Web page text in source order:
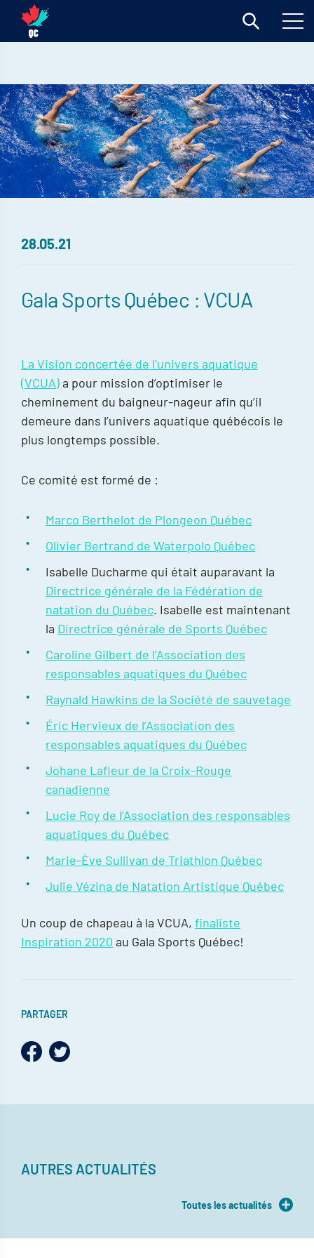
28.05.21
Gala Sports Québec : VCUA
La Vision concertée de l’univers aquatique
(VCUA)a pour mission d’optimiser le
cheminement du baigneur-nageur afin qu’il
demeure dans l’univers aquatique québécois le
plus longtemps possible.​
Ce comité est formé de :
Marco Berthelot de Plongeon Québec
Olivier Bertrand de Waterpolo Québec
Isabelle Ducharme qui était auparavant la
Directrice générale de la Fédération de
natation du Québec. Isabelle est maintenant
la Directrice générale de Sports Québec
Caroline Gilbert de l’Association des
responsables aquatiques du Québec
Raynald Hawkins de la Société de sauvetage
Éric Hervieux de l’Association des
responsables aquatiques du Québec
Johane Lafleur de la Croix-Rouge
canadienne
Lucie Roy de l’Association des responsables
aquatiques du Québec
Marie-Ève Sullivan de Triathlon Québec
Julie Vézina de Natation Artistique Québec
Un coup de chapeau à la VCUA, finaliste
Inspiration 2020 au Gala Sports Québec!
PARTAGER
AUTRES ACTUALITÉS
Toutes les actualités